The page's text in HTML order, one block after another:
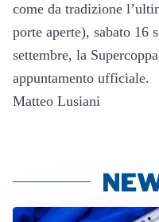
come da tradizione
porte aperte), sabato 16
settembre, la
appuntamento ufficiale.
Matteo Lusiani